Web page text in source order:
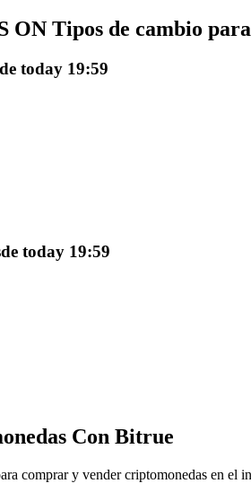
como garantía
ON Tipos de cambio
today 19:59
today 19:59
Con Bitrue
comprar y vender criptomonedas en el